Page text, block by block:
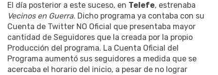
El día posterior a este suceso, en Telefe, estrenaba
Vecinos en Guerra. Dicho programa ya contaba con su
Cuenta de Twitter NO Oficial que presentaba mayor
cantidad de Seguidores que la creada por la propio
Producción del programa. La Cuenta Oficial del
Programa aumentó sus seguidores a medida que se
acercaba el horario del inicio, a pesar de no lograr